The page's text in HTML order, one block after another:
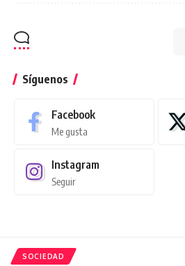
Síguenos
Facebook
Me gusta
Instagram
Seguir
SOCIEDAD